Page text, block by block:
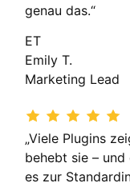
genau das.“
ET
Emily T.
Marketing Lead
„Viele Plugins
behebt sie –
es zur